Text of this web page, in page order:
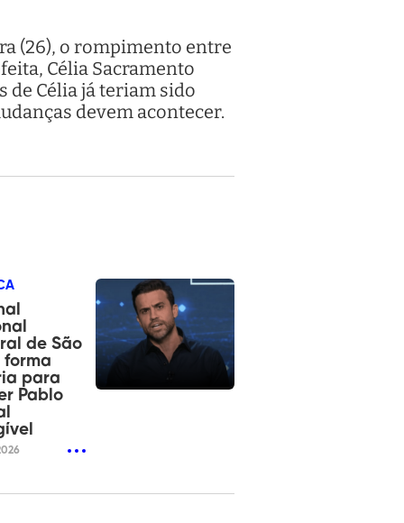
(26), o rompimento entre
Célia Sacramento
de Célia já teriam sido
devem acontecer.
de São
forma
para
Pablo